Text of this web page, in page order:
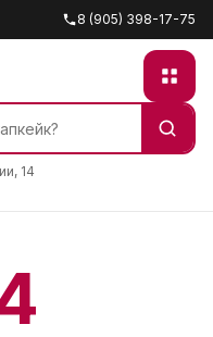
8 (905) 398-17-75
14